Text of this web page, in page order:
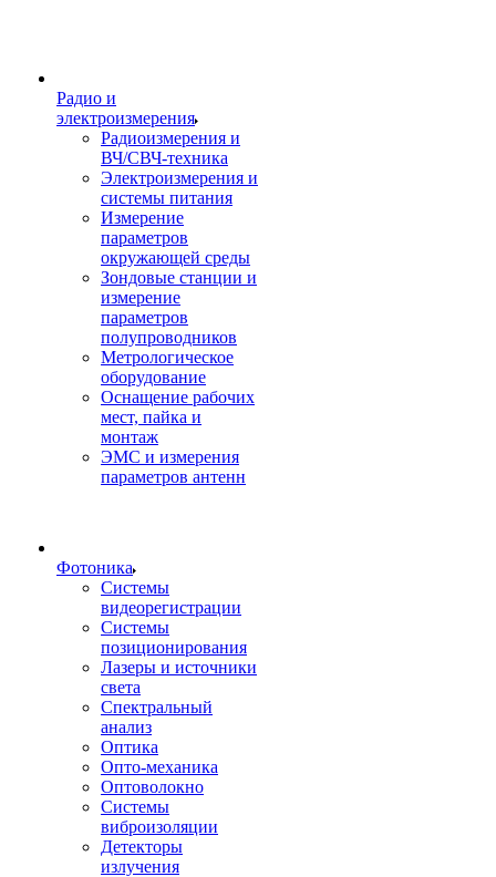
Радио и
электроизмерения
Радиоизмерения и
ВЧ/СВЧ-техника
Электроизмерения и
системы питания
Измерение
параметров
окружающей среды
Зондовые станции и
измерение
параметров
полупроводников
Метрологическое
оборудование
Оснащение рабочих
мест, пайка и
монтаж
ЭМС и измерения
параметров антенн
Фотоника
Cистемы
видеорегистрации
Системы
позиционирования
Лазеры и источники
света
Спектральный
анализ
Оптика
Опто-механика
Оптоволокно
Системы
виброизоляции
Детекторы
излучения